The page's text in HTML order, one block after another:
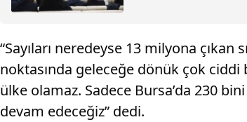
“Sayıları neredeyse 13 milyona
noktasında geleceğe dönük çok
ülke olamaz. Sadece Bursa’da 230
devam edeceğiz” dedi.